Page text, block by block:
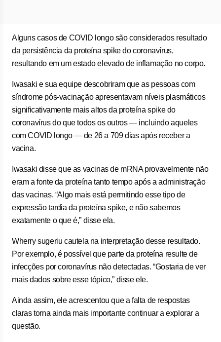
Alguns casos de COVID longo são considerados resultado
da persistência da proteína spike do coronavírus,
resultando em um estado elevado de inflamação no corpo.
Iwasaki e sua equipe descobriram que as pessoas com
síndrome pós-vacinação apresentavam níveis plasmáticos
significativamente mais altos da proteína spike do
coronavírus do que todos os outros — incluindo aqueles
com COVID longo — de 26 a 709 dias após receber a
vacina.
Iwasaki disse que as vacinas de mRNA provavelmente não
eram a fonte da proteína tanto tempo após a administração
das vacinas. “Algo mais está permitindo esse tipo de
expressão tardia da proteína spike, e não sabemos
exatamente o que é,” disse ela.
Wherry sugeriu cautela na interpretação desse resultado.
Por exemplo, é possível que parte da proteína resulte de
infecções por coronavírus não detectadas. “Gostaria de ver
mais dados sobre esse tópico,” disse ele.
Ainda assim, ele acrescentou que a falta de respostas
claras torna ainda mais importante continuar a explorar a
questão.